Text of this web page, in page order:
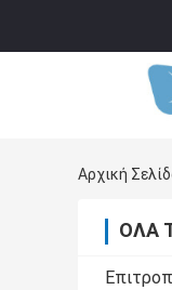
Αρχική
ΌΛΑ